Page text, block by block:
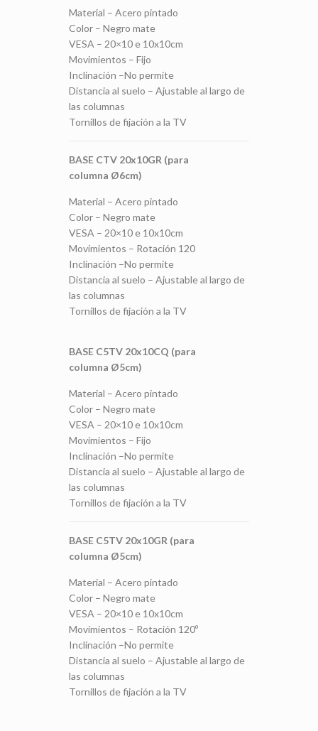
Material – Acero pintado
Color – Negro mate
VESA – 20×10 e 10x10cm
Movimientos – Fijo
Inclinación –No permite
Distancia al suelo – Ajustable al largo de
las columnas
Tornillos de fijación a la TV
BASE CTV 20x10GR (para
columna Ø6cm)
Material – Acero pintado
Color – Negro mate
VESA – 20×10 e 10x10cm
Movimientos – Rotación 120
Inclinación –No permite
Distancia al suelo – Ajustable al largo de
las columnas
Tornillos de fijación a la TV
BASE C5TV 20x10CQ (para
columna Ø5cm)
Material – Acero pintado
Color – Negro mate
VESA – 20×10 e 10x10cm
Movimientos – Fijo
Inclinación –No permite
Distancia al suelo – Ajustable al largo de
las columnas
Tornillos de fijación a la TV
BASE C5TV 20x10GR (para
columna Ø5cm)
Material – Acero pintado
Color – Negro mate
VESA – 20×10 e 10x10cm
Movimientos – Rotación 120º
Inclinación –No permite
Distancia al suelo – Ajustable al largo de
las columnas
Tornillos de fijación a la TV